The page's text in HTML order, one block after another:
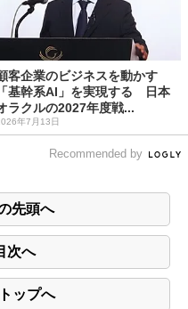
客企業のビジネスを動かす
「基幹系AI」を実現する 日本
ラクルの2027年度戦...
年7月13日
Recommended by
先頭へ
次へ
ップへ